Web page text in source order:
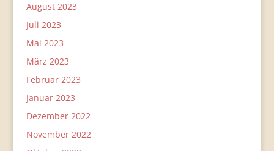
August 2023
Juli 2023
Mai 2023
März 2023
Februar 2023
Januar 2023
Dezember 2022
November 2022